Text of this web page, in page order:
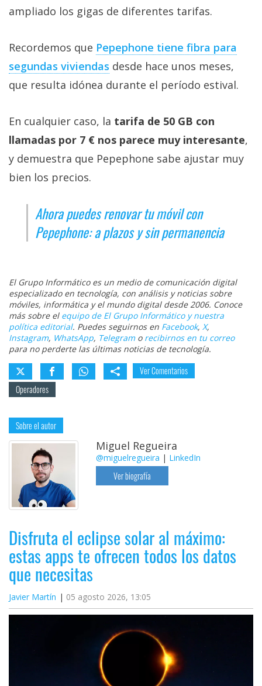
ampliado los gigas de diferentes tarifas.
Recordemos que Pepephone tiene fibra para
segundas viviendas‎ desde hace unos meses,
que resulta idónea durante el período estival.
En cualquier caso, la tarifa de 50 GB con
llamadas por 7 € nos parece muy interesante,
y demuestra que Pepephone sabe ajustar muy
bien los precios.
Ahora puedes renovar tu móvil con
Pepephone: a plazos y sin permanencia
El Grupo Informático es un medio de comunicación digital
especializado en tecnología, con análisis y noticias sobre
móviles, informática y el mundo digital desde 2006. Conoce
más sobre el equipo de El Grupo Informático y nuestra
política editorial. Puedes seguirnos en Facebook, X,
Instagram, WhatsApp, Telegramo recibirnos en tu correo
para no perderte las últimas noticias de tecnología.
Ver Comentarios
Operadores
Sobre el autor
Miguel Regueira
@miguelregueira | LinkedIn
Ver biografía
Disfruta el eclipse solar al máximo:
estas apps te ofrecen todos los datos
que necesitas
Javier Martín 05 agosto 2026, 13:05